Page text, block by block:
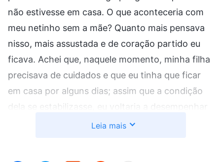
não estivesse em casa. O que aconteceria com
meu netinho sem a mãe? Quanto mais pensava
nisso, mais assustada e de coração partido eu
ficava. Achei que, naquele momento, minha filha
precisava de cuidados e que eu tinha que ficar
em casa por alguns dias; assim que a condição
dela se estabilizasse, eu voltaria a desempenhar
meu dever. Então fiquei em casa por dois dias, e
Leia mais